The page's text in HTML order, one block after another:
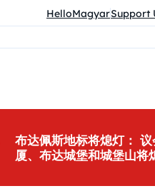
HelloMagyarSupport
布达佩斯地标将熄灯： 议
厦、布达城堡和城堡山将